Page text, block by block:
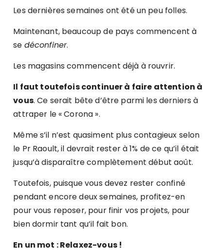
Les dernières semaines ont été un peu folles.
Maintenant, beaucoup de pays commencent à
se déconfiner.
Les magasins commencent déjà à rouvrir.
Il faut toutefois continuer à faire attention à
vous. Ce serait bête d’être parmi les derniers à
attraper le « Corona ».
Même s’il n’est quasiment plus contagieux selon
le Pr Raoult, il devrait rester à 1% de ce qu’il était
jusqu’à disparaître complètement début août.
Toutefois, puisque vous devez rester confiné
pendant encore deux semaines, profitez-en
pour vous reposer, pour finir vos projets, pour
bien dormir tant qu’il fait bon.
En un mot : Relaxez-vous !